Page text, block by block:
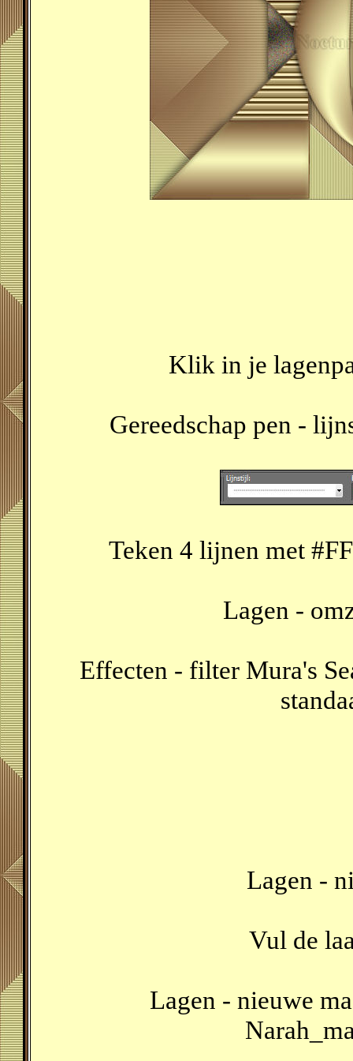
Klik in je
Gereedschap pen -
Teken 4 lijnen met
Lagen -
Effecten - filter Mura's
Lagen -
Vul de
Lagen - nieuwe